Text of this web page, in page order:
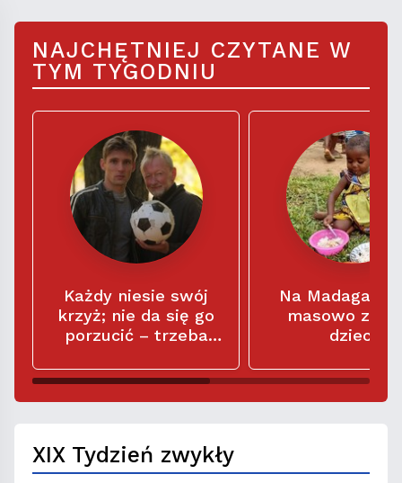
NAJCHĘTNIEJ CZYTANE W
TYM TYGODNIU
Każdy niesie swój
krzyż; nie da się go
porzucić – trzeba
jest częścią naszego
Na
masowo
dzieci
XIX Tydzień zwykły